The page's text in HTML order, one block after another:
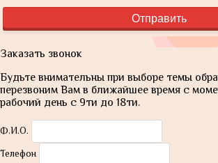
Заказать звонок
Будьте внимательны при выборе темы
перезвоним Вам в ближайшее время с
рабочий день с 9ти до 18ти.
Ф.И.О.
Телефон